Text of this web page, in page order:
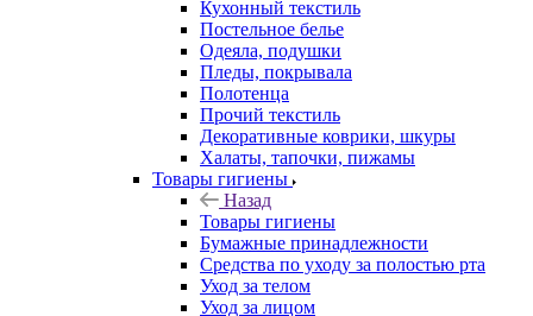
Кухонный текстиль
Постельное белье
Одеяла, подушки
Пледы, покрывала
Полотенца
Прочий текстиль
Декоративные коврики, шкуры
Халаты, тапочки, пижамы
Товары гигиены
Назад
Товары гигиены
Бумажные принадлежности
Средства по уходу за полостью рта
Уход за телом
Уход за лицом